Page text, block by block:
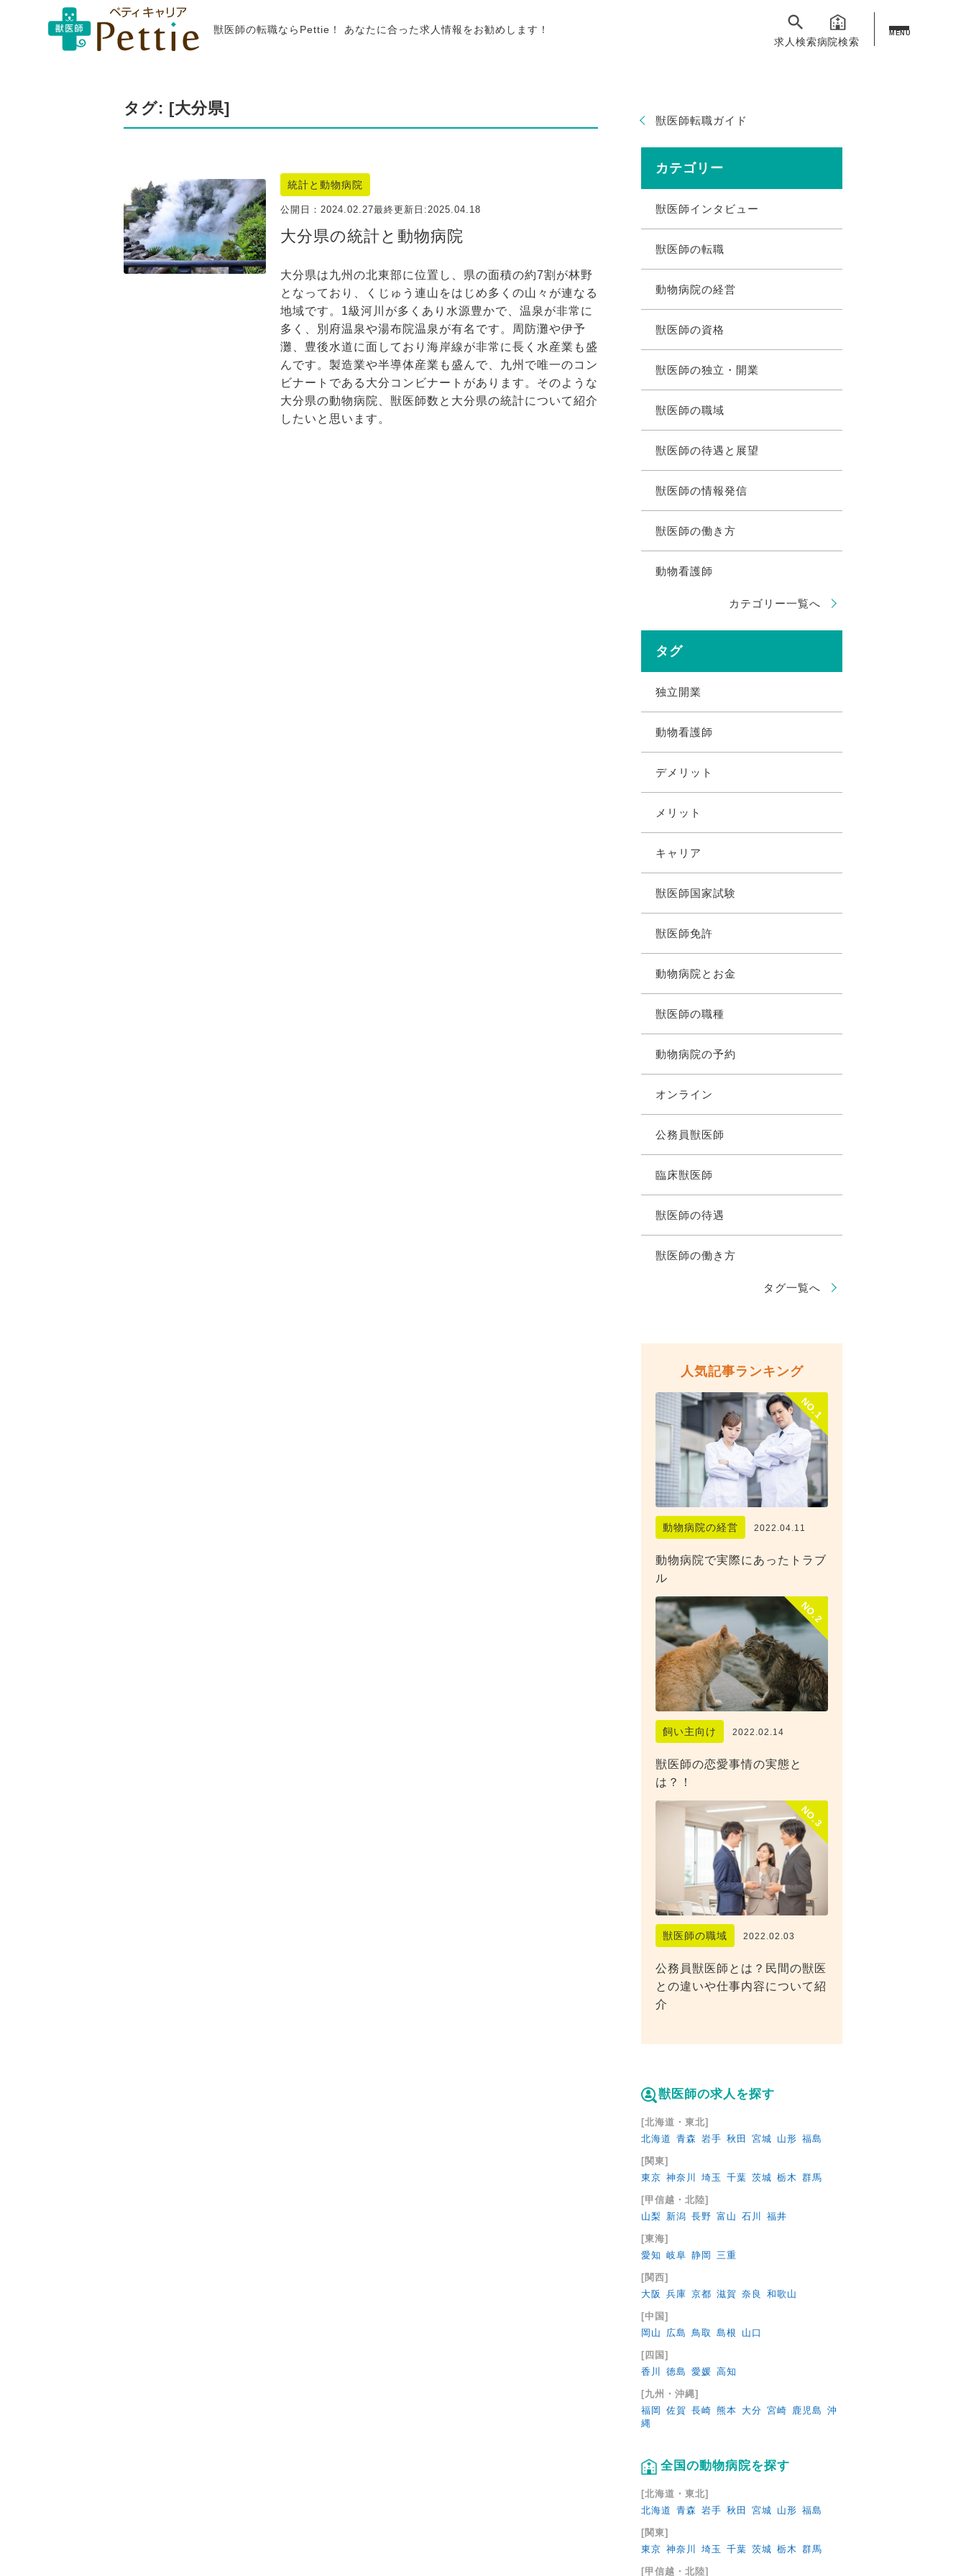
獣医師の転職ならPettie！ あなたに合った求人情報をお勧めします！
求人検索病院検索
MENU
タグ: [大分県]
統計と動物病院
公開日： 2024.02.27最終更新日:2025.04.18
大分県の統計と動物病院
大分県は九州の北東部に位置し、県の面積の約7割が林野
となっており、くじゅう連山をはじめ多くの山々が連なる
地域です。1級河川が多くあり水源豊かで、温泉が非常に
多く、別府温泉や湯布院温泉が有名です。周防灘や伊予
灘、豊後水道に面しており海岸線が非常に長く水産業も盛
んです。製造業や半導体産業も盛んで、九州で唯一のコン
ビナートである大分コンビナートがあります。そのような
大分県の動物病院、獣医師数と大分県の統計について紹介
したいと思います。
獣医師転職ガイド
カテゴリー
獣医師インタビュー
獣医師の転職
動物病院の経営
獣医師の資格
獣医師の独立・開業
獣医師の職域
獣医師の待遇と展望
獣医師の情報発信
獣医師の働き方
動物看護師
カテゴリー一覧へ
タグ
独立開業
動物看護師
デメリット
メリット
キャリア
獣医師国家試験
獣医師免許
動物病院とお金
獣医師の職種
動物病院の予約
オンライン
公務員獣医師
臨床獣医師
獣医師の待遇
獣医師の働き方
タグ一覧へ
人気記事ランキング
NO.1
動物病院の経営 2022.04.11
動物病院で実際にあったトラブ
ル
NO.2
飼い主向け 2022.02.14
獣医師の恋愛事情の実態と
は？！
NO.3
獣医師の職域 2022.02.03
公務員獣医師とは？民間の獣医
との違いや仕事内容について紹
介
獣医師の求人を探す
[北海道・東北]
北海道 青森 岩手 秋田 宮城 山形 福島
[関東]
東京 神奈川 埼玉 千葉 茨城 栃木 群馬
[甲信越・北陸]
山梨 新潟 長野 富山 石川 福井
[東海]
愛知 岐阜 静岡 三重
[関西]
大阪 兵庫 京都 滋賀 奈良 和歌山
[中国]
岡山
広島 鳥取 島根 山口
[四国]
香川
徳島 愛媛 高知
[九州・沖縄]
福岡
佐賀 長崎 熊本 大分 宮崎 鹿児島 沖
縄
全国の動物病院を探す
[北海道・東北]
北海道 青森 岩手 秋田 宮城 山形 福島
[関東]
東京 神奈川 埼玉 千葉 茨城 栃木 群馬
[甲信越・北陸]